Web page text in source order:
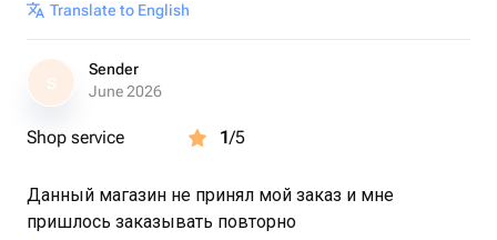
Translate to English
S
Sender
June 2026
Shop service 1/5
Данный магазин не принял мой заказ и мне
пришлось заказывать повторно